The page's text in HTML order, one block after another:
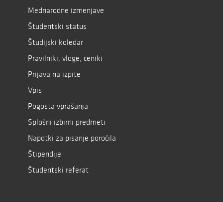
Mednarodne izmenjave
Študentski status
Študijski koledar
Pravilniki, vloge, ceniki
Prijava na izpite
Vpis
Pogosta vprašanja
Splošni izbirni predmeti
Napotki za pisanje poročila
Štipendije
Študentski referat